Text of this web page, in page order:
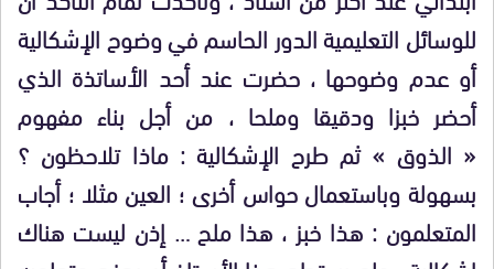
للوسائل التعليمية الدور الحاسم في وضوح الإشكالية
أو عدم وضوحها ، حضرت عند أحد الأساتذة الذي
أحضر خبزا ودقيقا وملحا ، من أجل بناء مفهوم
« الذوق » ثم طرح الإشكالية : ماذا تلاحظون ؟
بسهولة وباستعمال حواس أخرى ؛ العين مثلا ؛ أجاب
المتعلمون : هذا خبز ، هذا ملح … إذن ليست هناك